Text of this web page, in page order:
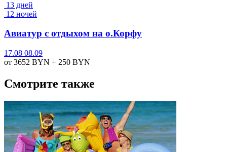
13 дней
12 ночей
Авиатур с отдыхом на о.Корфу
17.08 08.09
от 3652 BYN + 250 BYN
Смотрите также